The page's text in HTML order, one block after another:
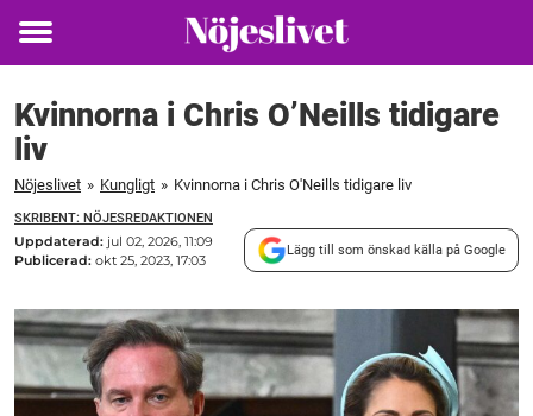
Toggle
Kvinnorna i Chris O’Neills tidigare
liv
Nöjeslivet » Kungligt » Kvinnorna i Chris O'Neills tidigare liv
SKRIBENT: NÖJESREDAKTIONEN
Uppdaterad: jul 02, 2026, 11:09
Publicerad: okt 25, 2023, 17:03
Lägg till som önskad källa på Google